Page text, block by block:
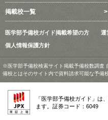
掲載校一覧
医学部予備校ガイド掲載希望の方 運
個人情報保護方針
※医学部予備校検索サイト掲載予備校数調査
備校とはそのサイト内で資料請求可能な予備
「医学部予備校ガイド」は
ます。証券コード：6049